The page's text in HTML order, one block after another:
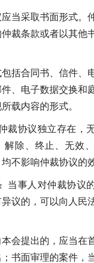
当采取书面形式。
裁条款或者以其他
括合同书、信件、
、电子数据交换和
载内容的形式。
裁协议独立存在，
解除、终止、无效
不影响仲裁协议的
当事人对仲裁协议
议的，可以向人民
会提出的，应当在
书面审理的案件，